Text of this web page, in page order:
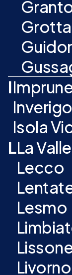
I
Inverigo
Isola
LLa
Lecco
Lesmo
Livorno